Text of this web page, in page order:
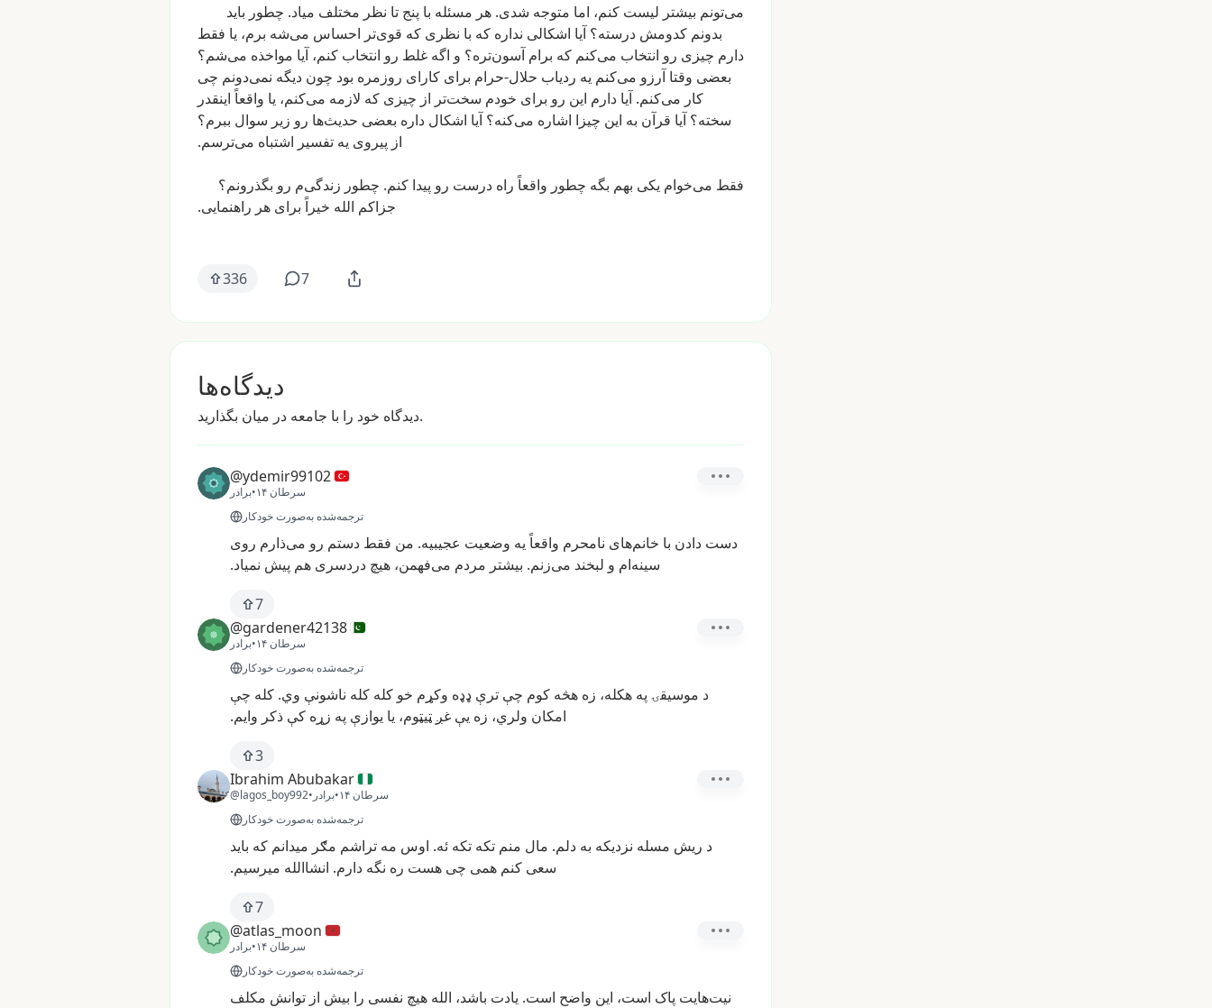
می‌تونم بیشتر لیست کنم، اما متوجه شدی. هر مسئله با پنج تا نظر مختلف میاد. چطور باید
بدونم کدومش درسته؟ آیا اشکالی نداره که با نظری که قوی‌تر احساس می‌شه برم، یا فقط
دارم چیزی رو انتخاب می‌کنم که برام آسون‌تره؟ و اگه غلط رو انتخاب کنم، آیا مواخذه می‌شم؟
بعضی وقتا آرزو می‌کنم یه ردیاب حلال-حرام برای کارای روزمره بود چون دیگه نمی‌دونم چی
کار می‌کنم. آیا دارم این رو برای خودم سخت‌تر از چیزی که لازمه می‌کنم، یا واقعاً اینقدر
سخته؟ آیا قرآن به این چیزا اشاره می‌کنه؟ آیا اشکال داره بعضی حدیث‌ها رو زیر سوال ببرم؟
از پیروی یه تفسیر اشتباه می‌ترسم.
فقط می‌خوام یکی بهم بگه چطور واقعاً راه درست رو پیدا کنم. چطور زندگی‌م رو بگذرونم؟
جزاکم الله خیراً برای هر راهنمایی.
336 7
دیدگاه‌ها
دیدگاه خود را با جامعه در میان بگذارید.
@ydemir99102
برادر•
۱۴ سرطان
ترجمه‌شده به‌صورت خودکار
دست دادن با خانم‌های نامحرم واقعاً یه وضعیت عجیبیه. من فقط دستم رو می‌ذارم روی
سینه‌ام و لبخند می‌زنم. بیشتر مردم می‌فهمن، هیچ دردسری هم پیش نمیاد.
7
@gardener42138
برادر•
۱۴ سرطان
ترجمه‌شده به‌صورت خودکار
د موسیقۍ په هکله، زه هڅه کوم چې ترې ډډه وکړم خو کله کله ناشونې وي. کله چې
امکان ولري، زه یې غږ ټیټوم، یا یوازې په زړه کې ذکر وایم.
3
Ibrahim Abubakar
@lagos_boy992• برادر•
۱۴ سرطان
ترجمه‌شده به‌صورت خودکار
د ریش مسله نزدیكه به دلم. مال منم تکه تکه ئه. اوس مه تراشم مګر میدانم كه باید
سعی کنم همی چی هست ره نگه دارم. انشاالله میرسیم.
7
@atlas_moon
برادر•
۱۴ سرطان
ترجمه‌شده به‌صورت خودکار
نیت‌هایت پاک است، این واضح است. یادت باشد، الله هیچ نفسی را بیش از توانش مکلف